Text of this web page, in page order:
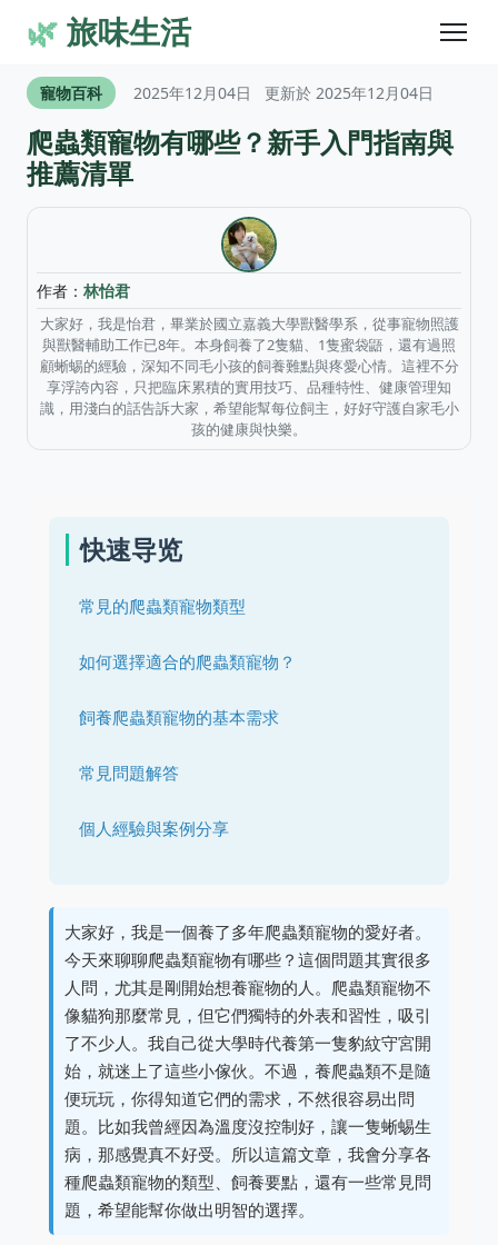
🌿旅味生活
寵物百科 2025年12月04日 更新於 2025年12月04日
爬蟲類寵物有哪些？新手入門指南與
推薦清單
作者： 林怡君
大家好，我是怡君，畢業於國立嘉義大學獸醫學系，從事寵物照護
與獸醫輔助工作已8年。本身飼養了2隻貓、1隻蜜袋鼯，還有過照
顧蜥蜴的經驗，深知不同毛小孩的飼養難點與疼愛心情。這裡不分
享浮誇內容，只把臨床累積的實用技巧、品種特性、健康管理知
識，用淺白的話告訴大家，希望能幫每位飼主，好好守護自家毛小
孩的健康與快樂。
快速导览
常見的爬蟲類寵物類型
如何選擇適合的爬蟲類寵物？
飼養爬蟲類寵物的基本需求
常見問題解答
個人經驗與案例分享
大家好，我是一個養了多年爬蟲類寵物的愛好者。
今天來聊聊爬蟲類寵物有哪些？這個問題其實很多
人問，尤其是剛開始想養寵物的人。爬蟲類寵物不
像貓狗那麼常見，但它們獨特的外表和習性，吸引
了不少人。我自己從大學時代養第一隻豹紋守宮開
始，就迷上了這些小傢伙。不過，養爬蟲類不是隨
便玩玩，你得知道它們的需求，不然很容易出問
題。比如我曾經因為溫度沒控制好，讓一隻蜥蜴生
病，那感覺真不好受。所以這篇文章，我會分享各
種爬蟲類寵物的類型、飼養要點，還有一些常見問
題，希望能幫你做出明智的選擇。